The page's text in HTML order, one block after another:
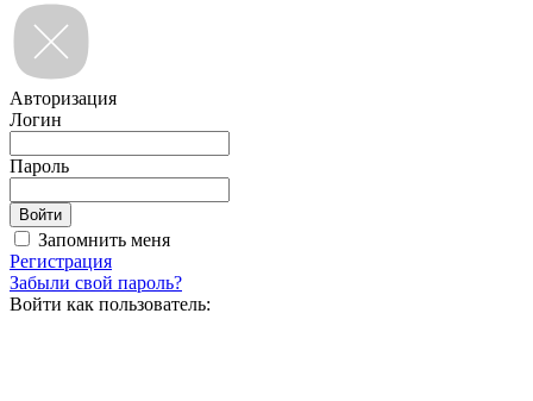
Авторизация
Логин
Пароль
Запомнить меня
Регистрация
Забыли свой пароль?
Войти как пользователь: